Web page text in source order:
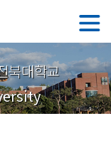
북대학교